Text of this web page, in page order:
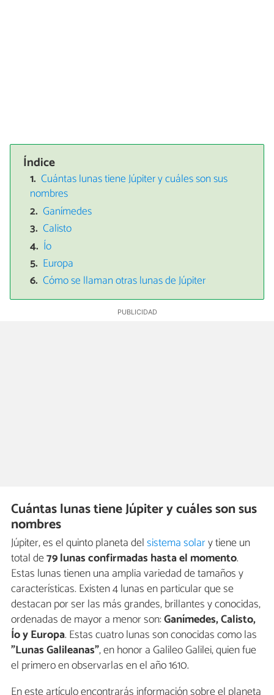
Índice
Cuántas lunas tiene Júpiter y cuáles son sus
nombres
Ganímedes
Calisto
Ío
Europa
Cómo se llaman otras lunas de Júpiter
Cuántas lunas tiene Júpiter y cuáles son sus
nombres
Júpiter, es el quinto planeta delsistema solary tiene un
total de79 lunas confirmadas hasta el momento.
Estas lunas tienen una amplia variedad de tamaños y
características. Existen 4 lunas en particular que se
destacan por ser las más grandes, brillantes y conocidas,
ordenadas de mayor a menor son:Ganímedes, Calisto,
Ío y Europa. Estas cuatro lunas son conocidas como las
"Lunas Galileanas", en honor a Galileo Galilei, quien fue
el primero en observarlas en el año 1610.